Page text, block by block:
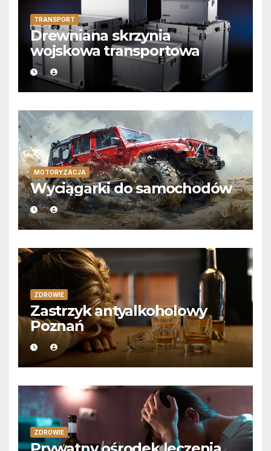
TRANSPORT
Drewniana skrzynia
wojskowa transportowa
MOTORYZACJA
Wyciągarki do samochodów
ZDROWIE
Zastrzyk antyalkoholowy
Poznań
ZDROWIE